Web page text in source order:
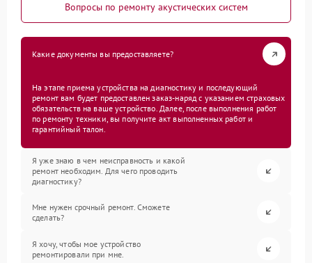
Вопросы по ремонту акустических систем
Какие документы вы предоставляете?
На этапе приема устройства на диагностику и последующий
ремонт вам будет предоставлен заказ-наряд с указанием страховых
обязательств на ваше устройство. Далее, после выполнения работ
по ремонту техники, вы получите акт выполненных работ и
гарантийный талон.
Я уже знаю в чем неисправность и какой
ремонт необходим. Для чего проводить
диагностику?
Мне нужен срочный ремонт. Сможете
сделать?
Я хочу, чтобы мое устройство
ремонтировали при мне.